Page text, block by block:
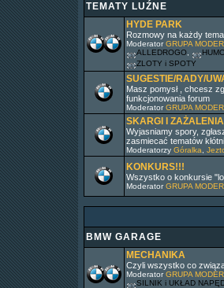
TEMATY LUŹNE
HYDE PARK
Rozmowy na każdy
ModeratorGRUPA
ALLEDROGO,
ZLOTY i SPOTY
SUGESTIE/RADY/
Masz pomysł , chcesz
funkcjonowania forum
ModeratorGRUPA
SKARGI I ZAŻALENIA
Wyjasniamy spory,
zasmiecać tematów
Moderatorzy Góralka
KONKURS!!!
Wszystko o konkursie
ModeratorGRUPA
BMW GARAGE
MECHANIKA
Czyli wszystko co
ModeratorGRUPA
SILNIK i UKŁAD